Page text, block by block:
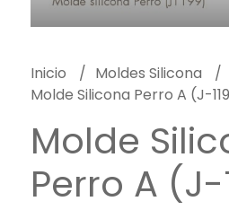
Inicio Moldes Silicona
Molde Silicona Perro A (J-
Molde
Perro A (J-